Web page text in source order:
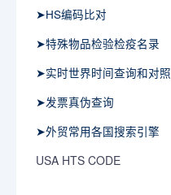
➤HS编码比对
➤特殊物品检验检疫名录
➤实时世界时间查询和对照
➤发票真伪查询
➤外贸常用各国搜索引擎
USA HTS CODE